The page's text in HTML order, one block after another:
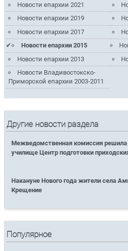
Новости епархии 2021
Новости епархии 2019
Новости епархии 2017
Новости епархии 2015
Новости епархии 2013
Новости Владивостокско-
Приморской епархии 2003-2011
Другие новости раздела
Межведомственная комиссия
училище Центр подготовки
Накануне Нового года жители села
Крещение
Популярное